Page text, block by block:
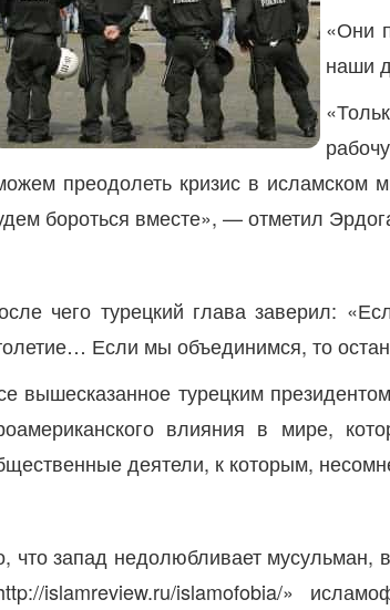
«Они
наши
преодолеть кризис в исламском
бороться вместе», — отметил
чего турецкий глава заверил:
Если мы объединимся, то
вышесказанное турецким
влияния в мире,
деятели, к которым,
что запад недолюбливает
islamreview.ru/islamofobia/»